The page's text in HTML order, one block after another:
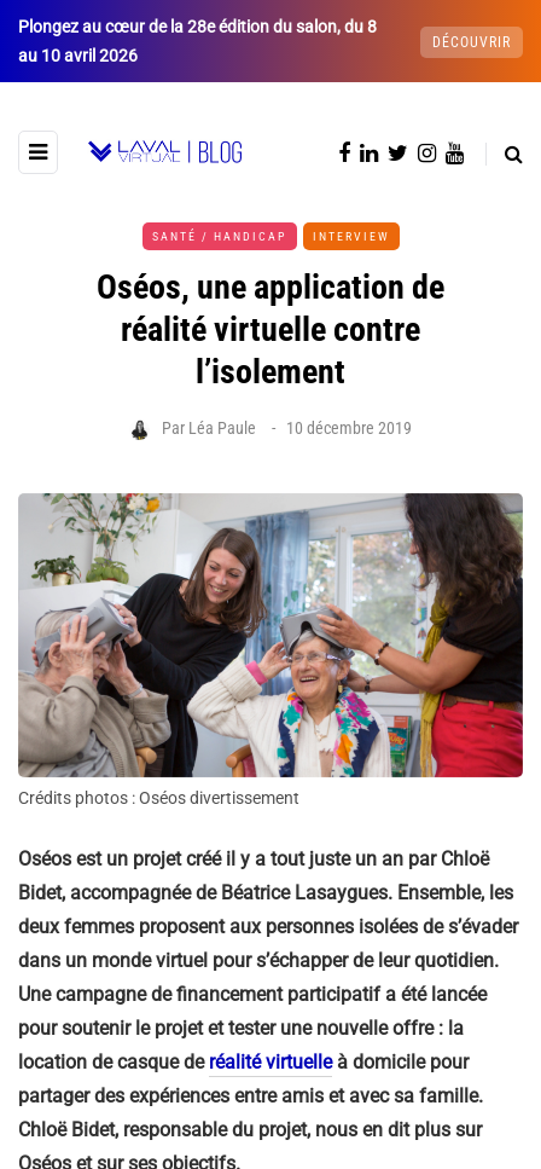
Plongez au cœur de la 28e édition du salon, du 8
au 10 avril 2026
DÉCOUVRIR
SANTÉ / HANDICAP INTERVIEW
Oséos, une application de
réalité virtuelle contre
l’isolement
Par Léa Paule 10 décembre 2019
Crédits photos : Oséos divertissement
Oséos est un projet créé il y a tout juste un an par Chloë
Bidet, accompagnée de Béatrice Lasaygues. Ensemble, les
deux femmes proposent aux personnes isolées de s’évader
dans un monde virtuel pour s’échapper de leur quotidien.
Une campagne de financement participatif a été lancée
pour soutenir le projet et tester une nouvelle offre : la
location de casque de réalité virtuelleà domicile pour
partager des expériences entre amis et avec sa famille.
Chloë Bidet, responsable du projet, nous en dit plus sur
Oséos et sur ses objectifs.